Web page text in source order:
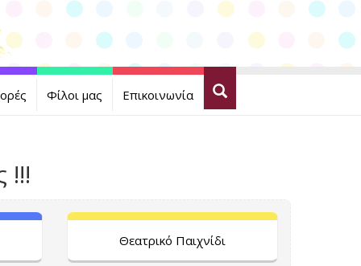
Φίλοι μας Επικοινωνία
!!!
Θεατρικό Παιχνίδι